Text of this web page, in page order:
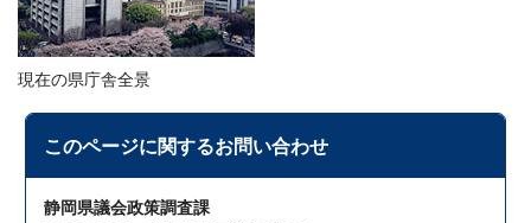
現在の県庁舎全景
このページに関するお問い合わせ
静岡県議会政策調査課